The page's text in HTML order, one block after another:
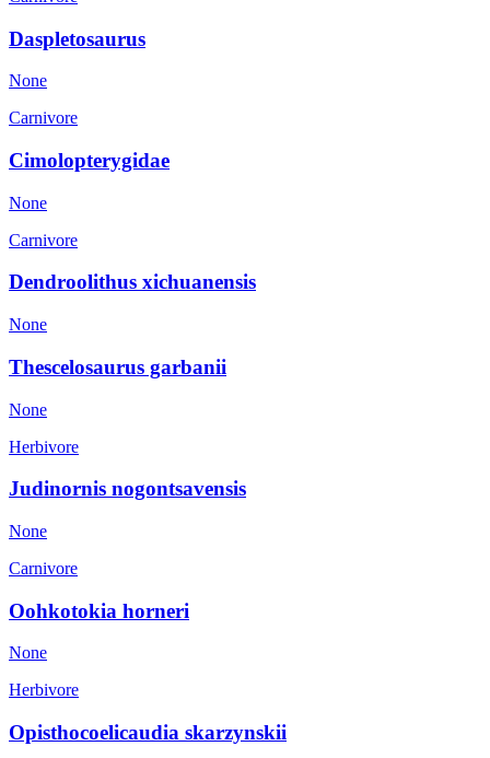
Daspletosaurus
None
Carnivore
Cimolopterygidae
None
Carnivore
Dendroolithus xichuanensis
None
Thescelosaurus garbanii
None
Herbivore
Judinornis nogontsavensis
None
Carnivore
Oohkotokia horneri
None
Herbivore
Opisthocoelicaudia skarzynskii